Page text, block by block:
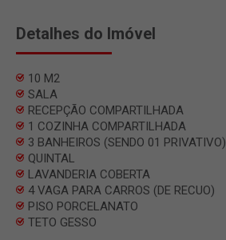
Detalhes do Imóvel
10 M2
SALA
RECEPÇÃO COMPARTILHADA
1 COZINHA COMPARTILHADA
3 BANHEIROS (SENDO 01 PRIVATIVO)
QUINTAL
LAVANDERIA COBERTA
4 VAGA PARA CARROS (DE RECUO)
PISO PORCELANATO
TETO GESSO